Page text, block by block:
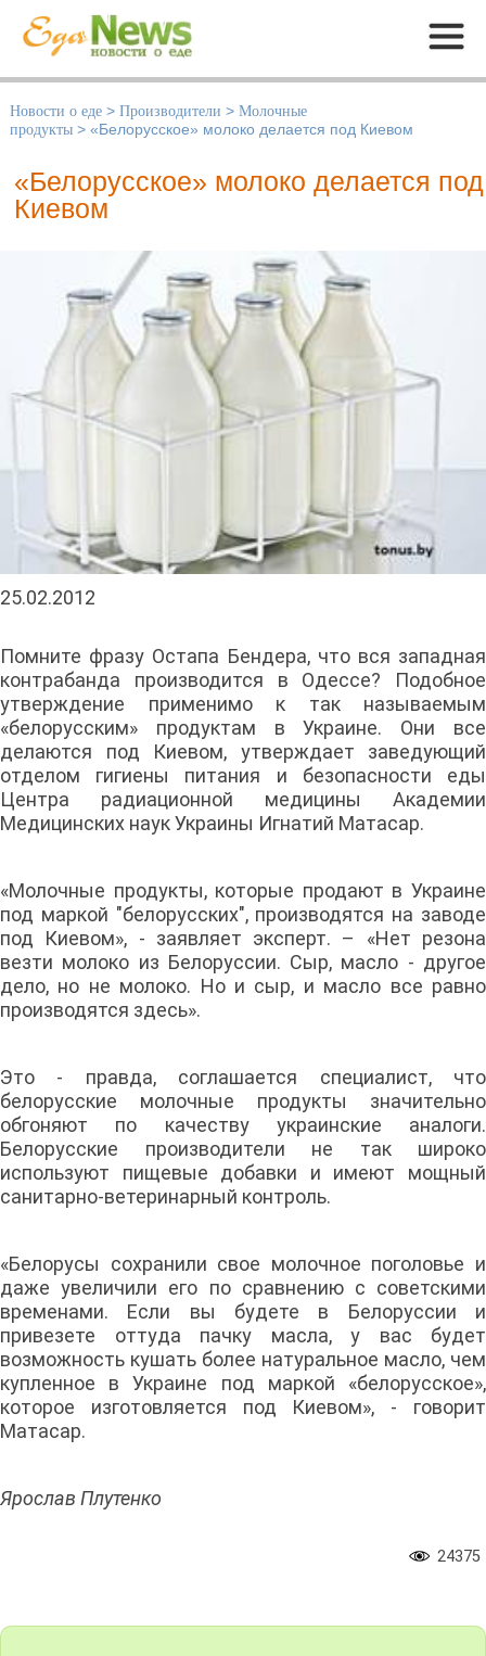
Меню
Новости о еде > Производители > Молочные
продукты > «Белорусское» молоко делается под Киевом
«Белорусское» молоко делается под
Киевом
25.02.2012
Помните фразу Остапа Бендера, что вся западная
контрабанда производится в Одессе? Подобное
утверждение применимо к так называемым
«белорусским» продуктам в Украине. Они все
делаются под Киевом, утверждает заведующий
отделом гигиены питания и безопасности еды
Центра радиационной медицины Академии
Медицинских наук Украины Игнатий Матасар.
«Молочные продукты, которые продают в Украине
под маркой "белорусских", производятся на заводе
под Киевом», - заявляет эксперт. – «Нет резона
везти молоко из Белоруссии. Сыр, масло - другое
дело, но не молоко. Но и сыр, и масло все равно
производятся здесь».
Это - правда, соглашается специалист, что
белорусские молочные продукты значительно
обгоняют по качеству украинские аналоги.
Белорусские производители не так широко
используют пищевые добавки и имеют мощный
санитарно-ветеринарный контроль.
«Белорусы сохранили свое молочное поголовье и
даже увеличили его по сравнению с советскими
временами. Если вы будете в Белоруссии и
привезете оттуда пачку масла, у вас будет
возможность кушать более натуральное масло, чем
купленное в Украине под маркой «белорусское»,
которое изготовляется под Киевом», - говорит
Матасар.
Ярослав Плутенко
24375